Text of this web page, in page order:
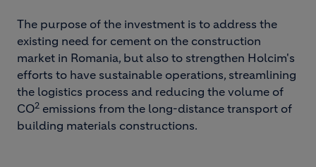
The purpose of the investment is to address the
existing need for cement on the construction
market in Romania, but also to strengthen Holcim's
efforts to have sustainable operations, streamlining
the logistics process and reducing the volume of
CO2 emissions from the long-distance transport of
building materials constructions.